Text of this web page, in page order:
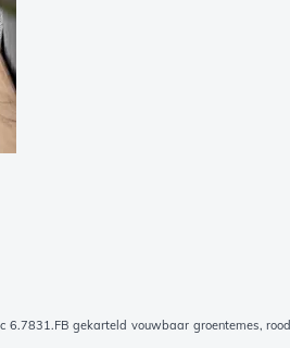
6.7831.FB gekarteld vouwbaar groentemes, rood